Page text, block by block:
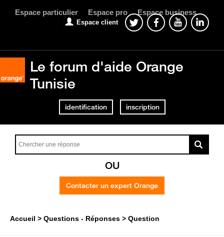
Espace particulier Espace pro Espace business
Espace client
Le forum d'aide Orange
Tunisie
identification inscription
OU
Contacter un expert Orange
Accueil Questions - Réponses Question